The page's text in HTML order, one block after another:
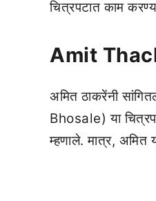
चित्रपटात काम
Amit
अमित ठाकरेंनी
Bhosale) या
म्हणाले. मात्र, अमित